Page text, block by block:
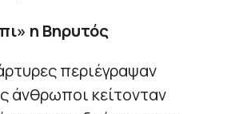
η Βηρυτός
περιέγραψαν
άνθρωποι κείτονταν